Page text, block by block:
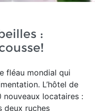
:
fléau mondial qui
L’hôtel de
locataires :
deux ruches